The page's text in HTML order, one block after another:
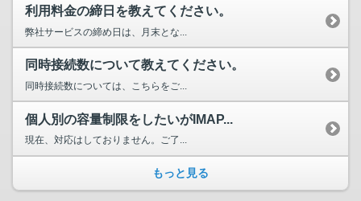
利用料金の締日を教えてください。
弊社サービスの締め日は、月末とな...
同時接続数について教えてください。
同時接続数については、こちらをご...
個人別の容量制限をしたいがIMAP...
現在、対応はしておりません。ご了...
もっと見る